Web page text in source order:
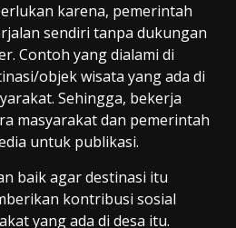
karena, pemerintah
sendiri tanpa dukungan
Contoh yang dialami di
objek wisata yang ada di
Sehingga, bekerja
masyarakat dan pemerintah
untuk publikasi.
baik agar destinasi itu
kontribusi sosial
yang ada di desa itu.